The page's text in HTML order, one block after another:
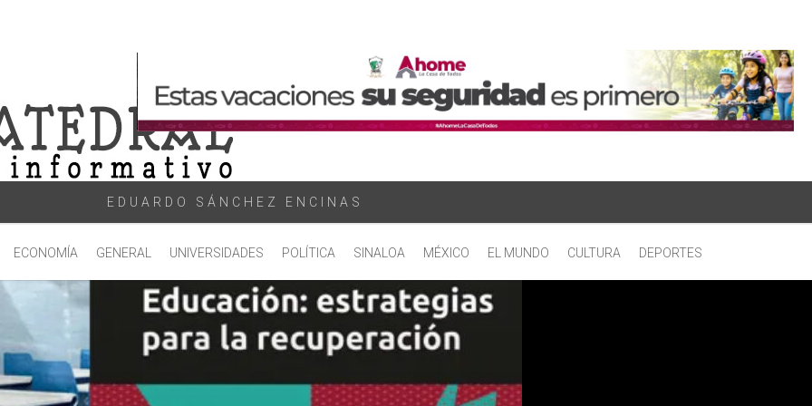
EDUARDO SÁNCHEZ ENCINAS
ECONOMÍA GENERAL UNIVERSIDADES POLÍTICA SINALOA MÉXICO EL MUNDO CULTURA DEPORTES